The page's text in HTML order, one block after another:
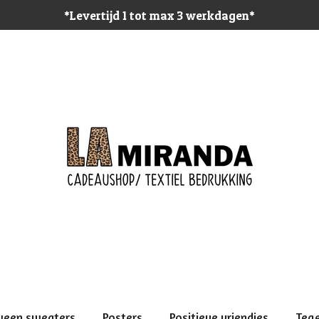
*Levertijd 1 tot max 3 werkdagen*